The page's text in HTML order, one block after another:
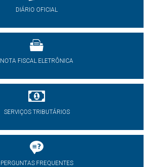
DIÁRIO OFICIAL
NOTA FISCAL ELETRÔNICA
SERVIÇOS TRIBUTÁRIOS
PERGUNTAS FREQUENTES